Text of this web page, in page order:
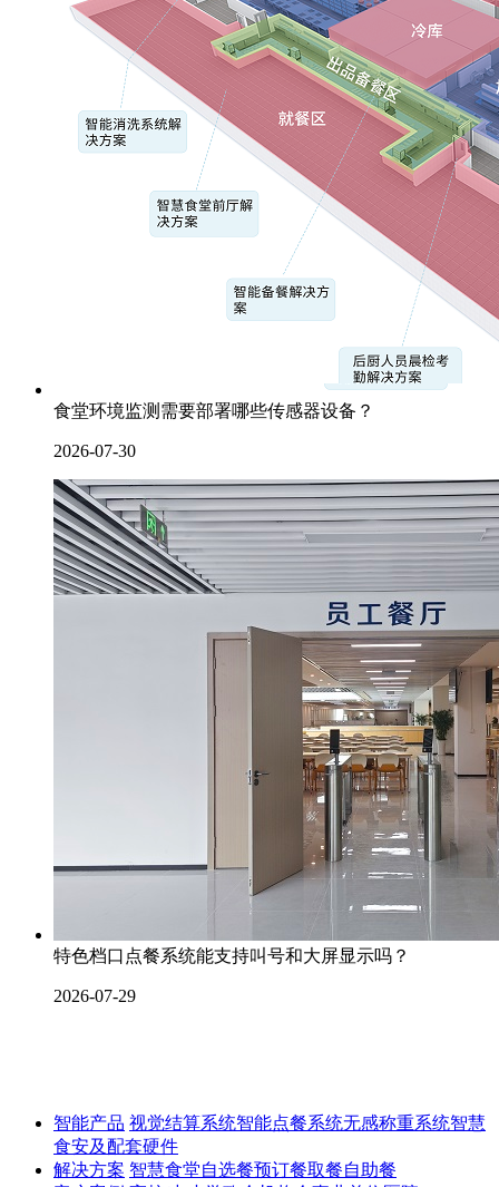
食堂环境监测需要部署哪些传感器设备？
2026-07-30
特色档口点餐系统能支持叫号和大屏显示吗？
2026-07-29
智能产品 视觉结算系统智能点餐系统无感称重系统智慧
食安及配套硬件
解决方案 智慧食堂自选餐预订餐取餐自助餐